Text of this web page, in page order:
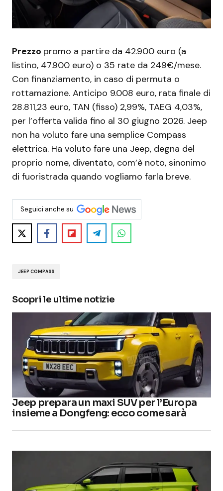
Prezzo promo a partire da 42.900 euro (a
listino, 47.900 euro) o 35 rate da 249€/mese.
Con finanziamento, in caso di permuta o
rottamazione. Anticipo 9.008 euro, rata finale di
28.811,23 euro, TAN (fisso) 2,99%, TAEG 4,03%,
per l’offerta valida fino al 30 giugno 2026. Jeep
non ha voluto fare una semplice Compass
elettrica. Ha voluto fare una Jeep, degna del
proprio nome, diventato, com’è noto, sinonimo
di fuoristrada quando vogliamo farla breve.
Seguici anche su
JEEP COMPASS
Scopri le ultime notizie
Jeep prepara un maxi SUV per l’Europa
insieme a Dongfeng: ecco come sarà